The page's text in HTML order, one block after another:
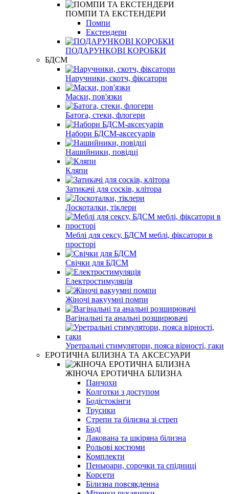
ПОМПИ ТА ЕКСТЕНДЕРИ
Помпи
Екстендери
ПОДАРУНКОВІ КОРОБКИ
БДСМ
Наручники, скотч, фіксатори
Маски, пов'язки
Батога, стеки, флогери
Набори БДСМ-аксесуарів
Нашийники, повідці
Кляпи
Затикачі для сосків, клітора
Лоскоталки, тіклери
Меблі для сексу, БДСМ меблі, фіксатори в
просторі
Свічки для БДСМ
Електростимуляція
Жіночі вакуумні помпи
Вагінальні та анальні розширювачі
Уретральні стимулятори, пояса вірності, гаки
ЕРОТИЧНА БІЛИЗНА ТА АКСЕСУАРИ
ЖІНОЧА ЕРОТИЧНА БІЛИЗНА
Панчохи
Колготки з доступом
Бодістокінги
Трусики
Стрепи та білизна зі стреп
Боді
Лакована та шкіряна білизна
Рольові костюми
Комплекти
Пеньюари, сорочки та спідниці
Корсети
Білизна повсякденна